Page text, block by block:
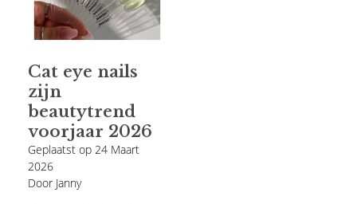
Cat eye nails
zijn
beautytrend
voorjaar 2026
Geplaatst op 24 Maart
2026
Door Janny